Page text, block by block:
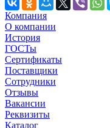
Компания
О компании
История
ГОСТы
Сертификаты
Поставщики
Сотрудники
Отзывы
Вакансии
Реквизиты
Каталог